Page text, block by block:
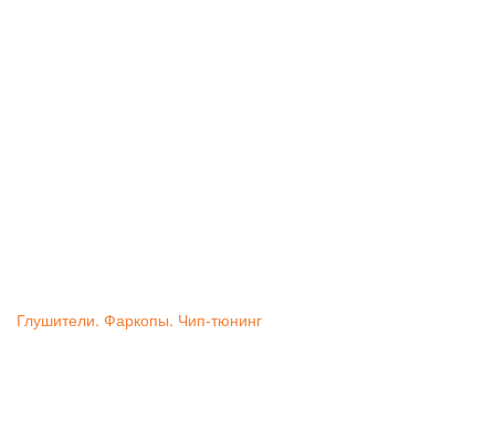
Глушители. Фаркопы. Чип-тюнинг